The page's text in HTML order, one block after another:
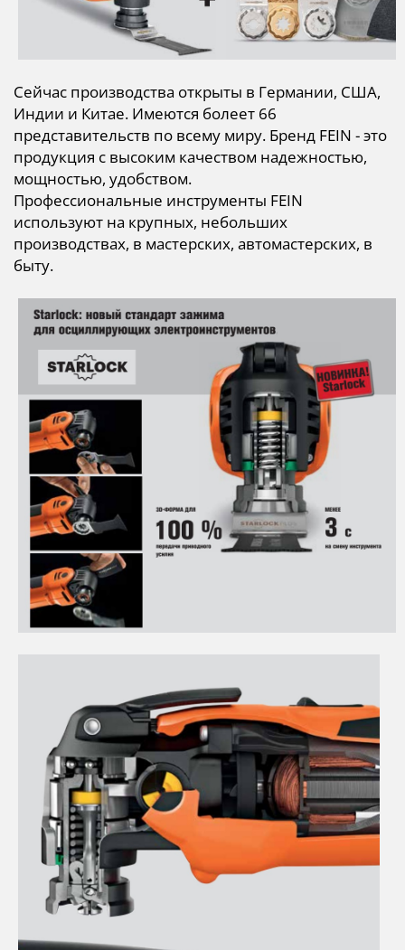
Сейчас производства открыты в Германии, США,
Индии и Китае. Имеются болеет 66
представительств по всему миру. Бренд FEIN - это
продукция с высоким качеством надежностью,
мощностью, удобством.
Профессиональные инструменты FEIN
используют на крупных, небольших
производствах, в мастерских, автомастерских, в
быту.